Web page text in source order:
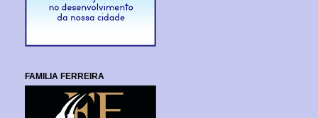
FAMILIA FERREIRA